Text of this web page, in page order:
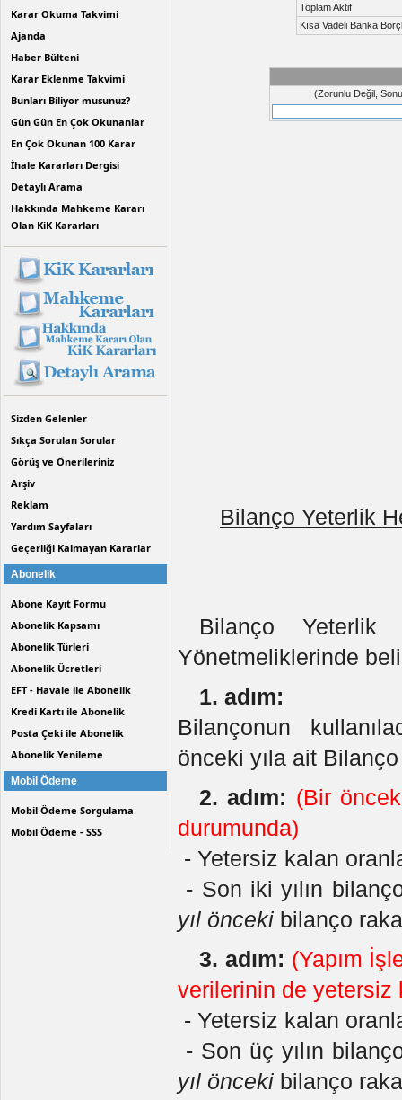
Karar Okuma Takvimi
Ajanda
Haber Bülteni
Karar Eklenme Takvimi
Bunları Biliyor musunuz?
Gün Gün En Çok Okunanlar
En Çok Okunan 100 Karar
İhale Kararları Dergisi
Detaylı Arama
Hakkında Mahkeme Kararı
Olan KiK Kararları
Sizden Gelenler
Sıkça Sorulan Sorular
Görüş ve Önerileriniz
Arşiv
Reklam
Yardım Sayfaları
Geçerliği Kalmayan Kararlar
Abonelik
Abone Kayıt Formu
Abonelik Kapsamı
Abonelik Türleri
Abonelik Ücretleri
EFT - Havale ile Abonelik
Kredi Kartı ile Abonelik
Posta Çeki ile Abonelik
Abonelik Yenileme
Mobil Ödeme
Mobil Ödeme Sorgulama
Mobil Ödeme - SSS
Toplam Aktif
Kısa Vadeli Banka
(Zorunlu Değil,
Bilanço Yeterlik
Bilanço Yeterlik
Yönetmeliklerinde
1. adım:
Bilançonun
önceki yıla ait
2. adım: (Bir
durumunda)
- Yetersiz kalan
- Son iki yılın
yıl önceki bilanço
3. adım: (Yapım
verilerinin de yetersiz
- Yetersiz kalan
- Son üç yılın
yıl önceki bilanço